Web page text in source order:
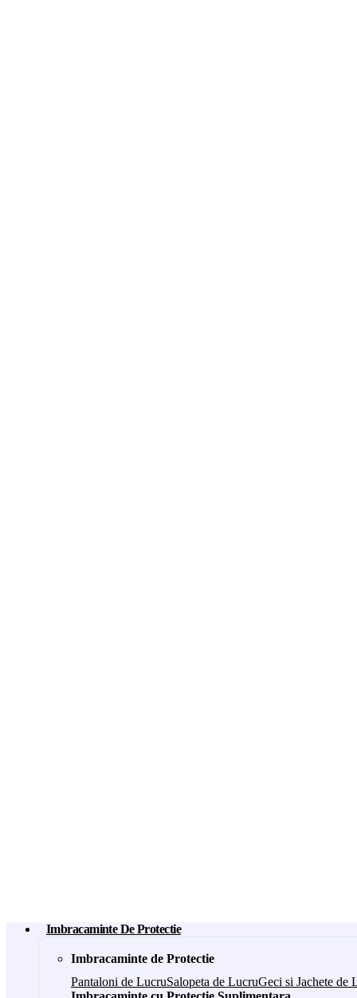
Imbracaminte De Protectie
Imbracaminte de Protectie
Pantaloni de LucruSalopeta de LucruGeci si Jachete de